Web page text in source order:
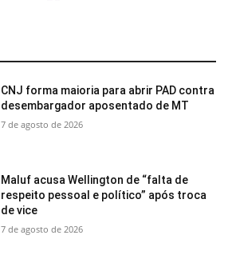
CNJ forma maioria para abrir PAD contra
desembargador aposentado de MT
7 de agosto de 2026
Maluf acusa Wellington de “falta de
respeito pessoal e político” após troca
de vice
7 de agosto de 2026